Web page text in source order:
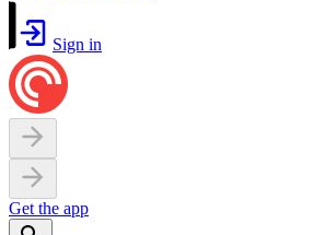
Sign in
Get the app